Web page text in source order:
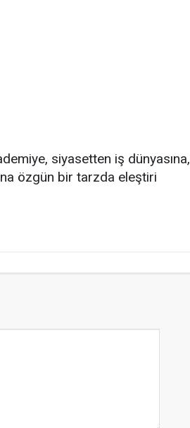
siyasetten iş dünyasına,
özgün bir tarzda eleştiri